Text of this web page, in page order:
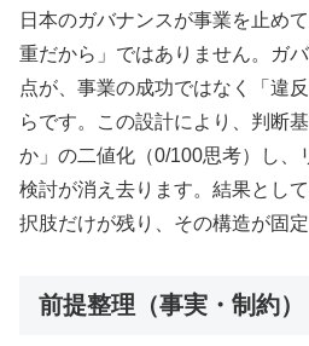
日本のガバナンスが事業を止め
重だから」ではありません。ガ
点が、事業の成功ではなく「違
らです。この設計により、判断
か」の二値化（0/100思考）し、
検討が消え去ります。結果とし
択肢だけが残り、その構造が固
前提整理（事実・制約）